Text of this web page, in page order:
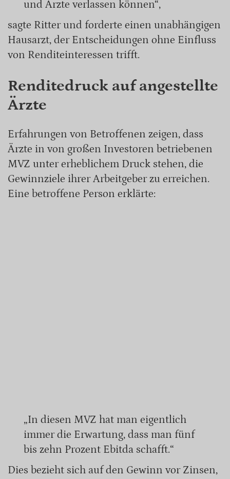
und Ärzte verlassen können“,
sagte Ritter und forderte einen unabhängigen
Hausarzt, der Entscheidungen ohne Einfluss
von Renditeinteressen trifft.
Renditedruck auf angestellte
Ärzte
Erfahrungen von Betroffenen zeigen, dass
Ärzte in von großen Investoren betriebenen
MVZ unter erheblichem Druck stehen, die
Gewinnziele ihrer Arbeitgeber zu erreichen.
Eine betroffene Person erklärte:
„In diesen MVZ hat man eigentlich
immer die Erwartung, dass man fünf
bis zehn Prozent Ebitda schafft.“
Dies bezieht sich auf den Gewinn vor Zinsen,